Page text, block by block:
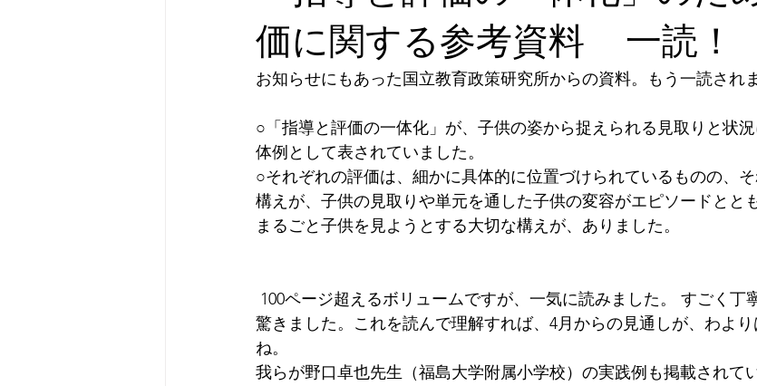
価に関する参考資料 一読！
お知らせにもあった国立教育政策研究所からの資料。もう一読され
○「指導と評価の一体化」が、子供の姿から捉えられる見取りと状
体例として表されていました。
○それぞれの評価は、細かに具体的に位置づけられているものの、
構えが、子供の見取りや単元を通した子供の変容がエピソードとと
まるごと子供を見ようとする大切な構えが、ありました。
驚きました。これを読んで理解すれば、4月からの見通しが、わよ
ね。
我らが野口卓也先生（福島大学附属小学校）の実践例も掲載されて